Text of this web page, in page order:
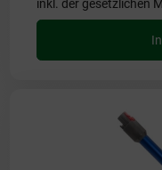
inkl. der gesetzlichen